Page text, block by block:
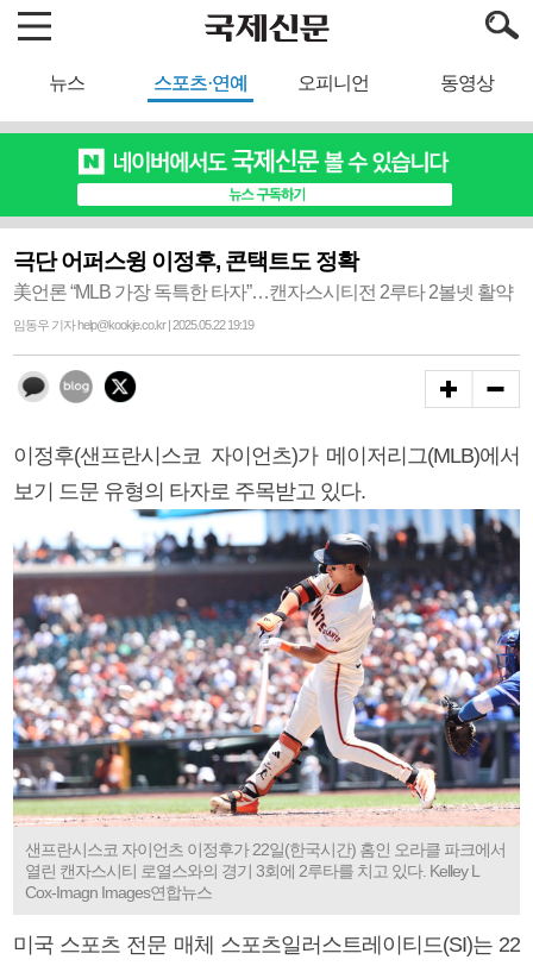
뉴스 스포츠·연예 오피니언 동영상
극단 어퍼스윙 이정후, 콘택트도 정확
美언론 “MLB 가장 독특한 타자”…캔자스시티전 2루타 2볼넷 활약
임동우 기자 help@kookje.co.kr | 2025.05.22 19:19
이정후(샌프란시스코 자이언츠)가 메이저리그(MLB)에서
보기 드문 유형의 타자로 주목받고 있다.
샌프란시스코 자이언츠 이정후가 22일(한국시간) 홈인 오라클 파크에서
열린 캔자스시티 로열스와의 경기 3회에 2루타를 치고 있다. Kelley L
Cox-Imagn Images연합뉴스
미국 스포츠 전문 매체 스포츠일러스트레이티드(SI)는 22